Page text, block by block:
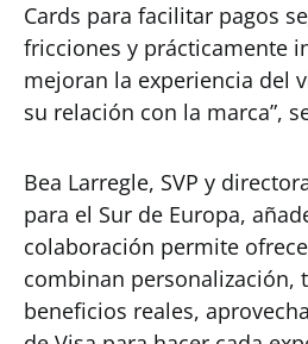
Cards para facilitar pagos
fricciones y prácticamente
mejoran la experiencia del
su relación con la marca”,
Bea Larregle, SVP y
para el Sur de Europa,
colaboración permite
combinan personalización,
beneficios reales,